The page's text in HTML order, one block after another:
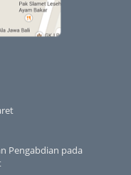
Pengabdian pada